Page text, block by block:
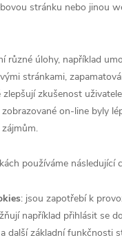
stránku nebo jinou
různé úlohy, například
stránkami,
zlepšují zkušenost
on-line byly
používáme následující
: jsou zapotřebí k
například přihlásit se
další základní funkčnosti